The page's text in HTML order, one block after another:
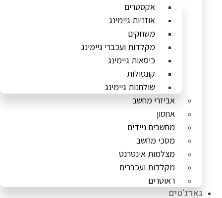
אקסטרים
אוזניות גיימינג
משחקים
מקלדות ועכברי גיימינג
כיסאות גיימינג
קונסולות
שולחנות גיימינג
אביזרי מחשב
אחסון
מחשבים ניידים
מסכי מחשב
מצלמות אינטרנט
מקלדות ועכברים
ראוטרים
גאדג'טים